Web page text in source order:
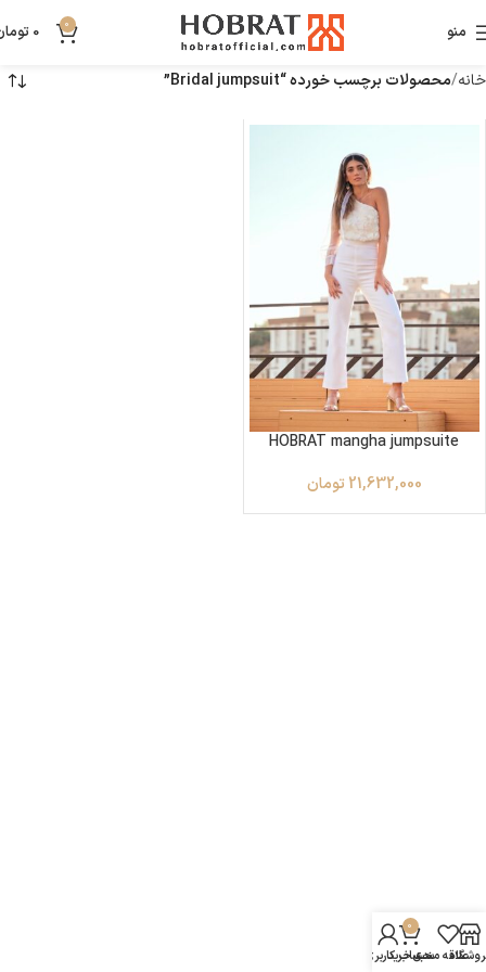
منو 0
0
خانه محصولات برچسب خورده “Bridal jumpsuit”
HOBRAT mangha jumpsuite
21,632,000 تومان
علاقه مندی
0
سبد خرید
حساب کاربری من